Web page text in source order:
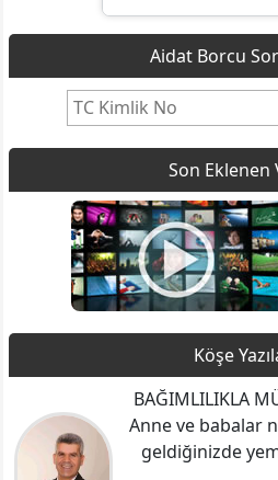
Aidat Borcu
Son Eklenen
Köşe
BAĞIMLILIKLA
Anne ve babalar
geldiğinizde